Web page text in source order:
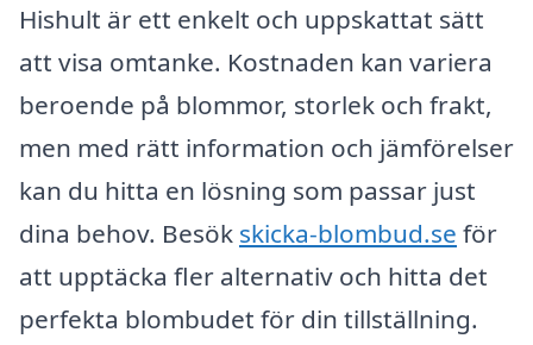
Hishult är ett enkelt och uppskattat sätt
att visa omtanke. Kostnaden kan variera
beroende på blommor, storlek och frakt,
men med rätt information och jämförelser
kan du hitta en lösning som passar just
dina behov. Besök skicka-blombud.se för
att upptäcka fler alternativ och hitta det
perfekta blombudet för din tillställning.